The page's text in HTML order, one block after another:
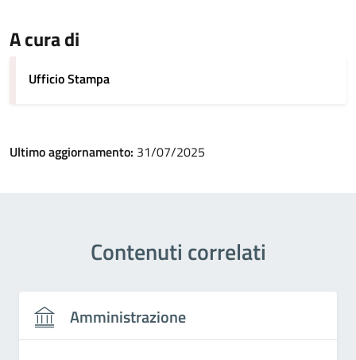
A cura di
Ufficio Stampa
Ultimo aggiornamento: 31/07/2025
Contenuti correlati
Amministrazione